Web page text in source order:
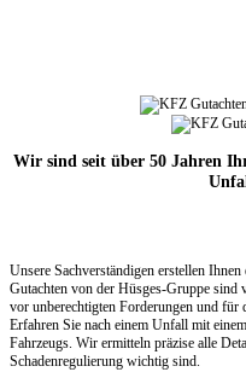
Wir sind seit über 50 Jahren
Unsere Sachverständigen erstellen
Gutachten von der Hüsges-Gruppe sind
vor unberechtigten Forderungen und
Erfahren Sie nach einem Unfall mit
Fahrzeugs. Wir ermitteln präzise alle
Schadenregulierung wichtig sind.